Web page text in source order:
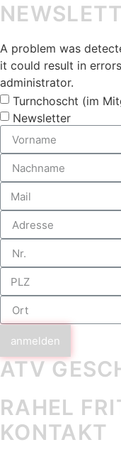
A problem was
it could result in
administrator.
Turnchoscht (im
Newsletter
anmelden
ATV
RAHEL
KONTAKT